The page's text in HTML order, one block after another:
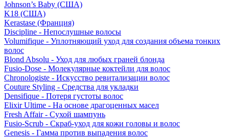
Johnson’s Baby (США)
K18 (США)
Kerastase (Франция)
Discipline - Непослушные волосы
Volumifique - Уплотняющий уход для создания объема тонких
волос
Blond Absolu - Уход для любых граней блонда
Fusio-Dose - Молекулярные коктейли для волос
Chronologiste - Искусство ревитализации волос
Couture Styling - Средства для укладки
Densifique - Потеря густоты волос
Elixir Ultime - На основе драгоценных масел
Fresh Affair - Сухой шампунь
Fusio-Scrub - Скраб-уход для кожи головы и волос
Genesis - Гамма против выпадения волос